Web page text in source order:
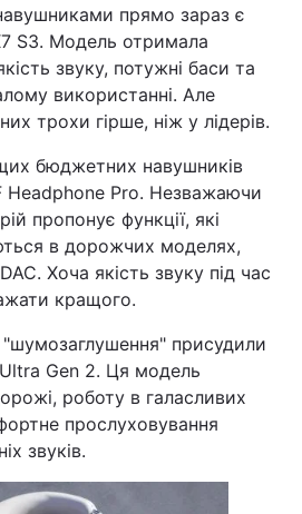
прямо зараз є
S3. Модель отримала
звуку, потужні баси та
використанні. Але
трохи гірше, ніж у лідерів.
бюджетних навушників
Headphone Pro. Незважаючи
пропонує функції, які
в дорожчих моделях,
Хоча якість звуку під час
кращого.
присудили
Gen 2. Ця модель
роботу в галасливих
прослуховування
звуків.